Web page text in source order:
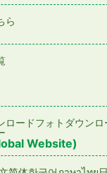
ら
ロードフォトダウンロ
Website)